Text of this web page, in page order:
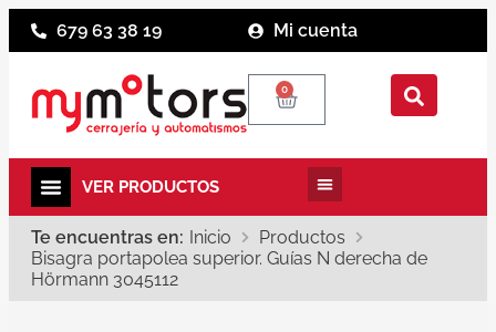
679 63 38 19 Mi cuenta
0
Te encuentras en: Inicio
Productos
Bisagra portapolea superior. Guías N derecha de
Hörmann 3045112